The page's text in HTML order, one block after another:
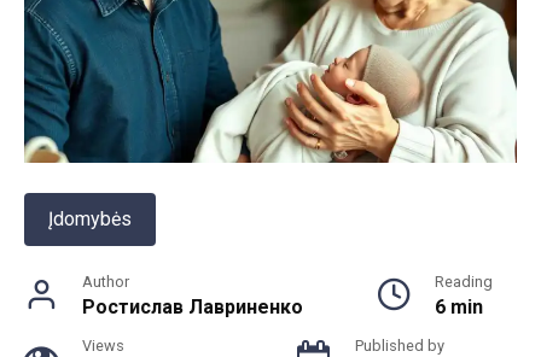
Įdomybės
Author
Ростислав Лавриненко
Reading
6 min
Views Published by